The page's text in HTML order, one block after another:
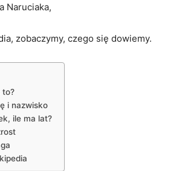
Naruciaka,
zobaczymy, czego się dowiemy.
to?
i nazwisko
ile ma lat?